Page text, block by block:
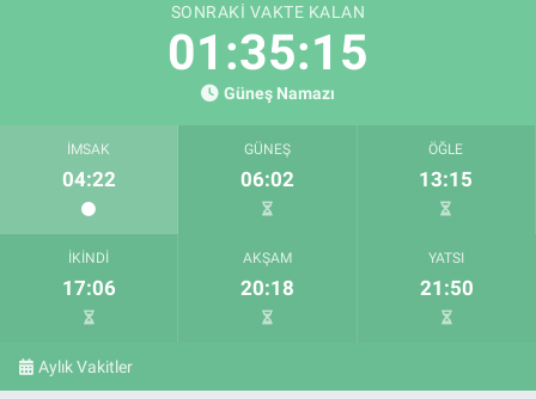
SONRAKI VAKTE KALAN
01:35:14
Güneş Namazı
İMSAK
04:22
GÜNEŞ
06:02
ÖĞLE
13:15
İKINDI
17:06
AKŞAM
20:18
YATSI
21:50
Aylık Vakitler